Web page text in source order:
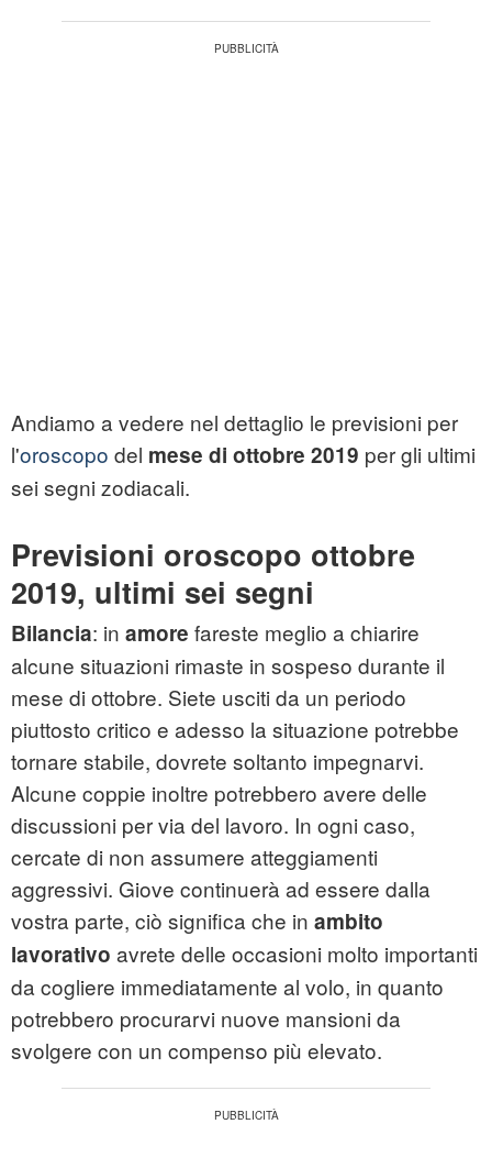
Andiamo a vedere nel dettaglio le previsioni per
l'oroscopo del mese di ottobre 2019 per gli ultimi
sei segni zodiacali.
Previsioni oroscopo ottobre
2019, ultimi sei segni
Bilancia: in amore fareste meglio a chiarire
alcune situazioni rimaste in sospeso durante il
mese di ottobre. Siete usciti da un periodo
piuttosto critico e adesso la situazione potrebbe
tornare stabile, dovrete soltanto impegnarvi.
Alcune coppie inoltre potrebbero avere delle
discussioni per via del lavoro. In ogni caso,
cercate di non assumere atteggiamenti
aggressivi. Giove continuerà ad essere dalla
vostra parte, ciò significa che in ambito
lavorativo avrete delle occasioni molto importanti
da cogliere immediatamente al volo, in quanto
potrebbero procurarvi nuove mansioni da
svolgere con un compenso più elevato.